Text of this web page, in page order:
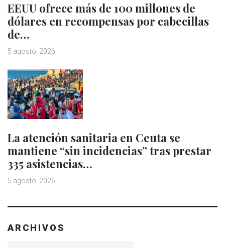
EEUU ofrece más de 100 millones de
dólares en recompensas por cabecillas
de…
5 agosto, 2026
La atención sanitaria en Ceuta se
mantiene “sin incidencias” tras prestar
335 asistencias…
5 agosto, 2026
ARCHIVOS